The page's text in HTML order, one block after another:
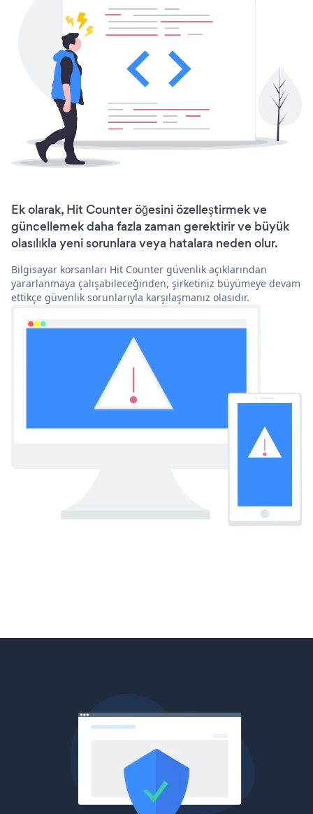
Ek olarak, Hit Counter öğesini özelleştirmek ve
güncellemek daha fazla zaman gerektirir ve büyük
olasılıkla yeni sorunlara veya hatalara neden olur.
Bilgisayar korsanları Hit Counter güvenlik açıklarından
yararlanmaya çalışabileceğinden, şirketiniz büyümeye devam
ettikçe güvenlik sorunlarıyla karşılaşmanız olasıdır.